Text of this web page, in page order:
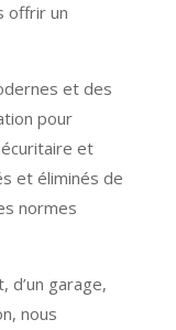
offrir un
et des
pour
et
et éliminés de
normes
d’un garage,
nous